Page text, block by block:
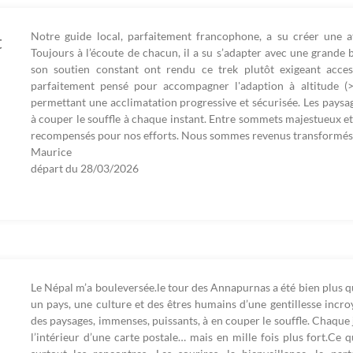
Notre guide local, parfaitement francophone, a su créer une
Toujours à l’écoute de chacun, il a su s’adapter avec une
son soutien constant ont rendu ce trek plutôt exigeant
parfaitement pensé pour accompagner l'adaption à altitude
permettant une acclimatation progressive et sécurisée. Les
à couper le souffle à chaque instant. Entre sommets majestueux
recompensés pour nos efforts. Nous sommes revenus
Maurice
départ du 28/03/2026
Le Népal m’a bouleversée.le tour des Annapurnas a été bien plus
un pays, une culture et des êtres humains d’une gentillesse
des paysages, immenses, puissants, à en couper le souffle.
l’intérieur d’une carte postale… mais en mille fois plus fort.Ce